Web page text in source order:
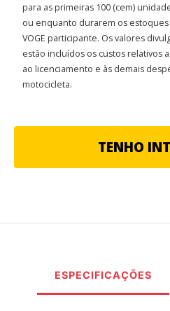
para as primeiras 100 (cem)
ou enquanto durarem os
VOGE participante. Os valores
estão incluídos os custos relativos
ao licenciamento e às demais
motocicleta.
TENHO
ESPECIFICAÇÕES